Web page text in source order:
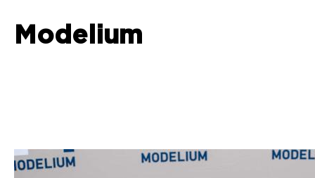
Modelium